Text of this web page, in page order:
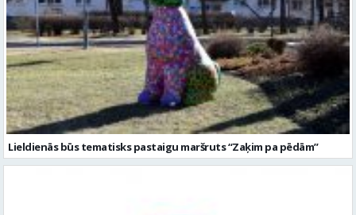
Lieldienās būs tematisks pastaigu maršruts “Zaķim pa pēdām”